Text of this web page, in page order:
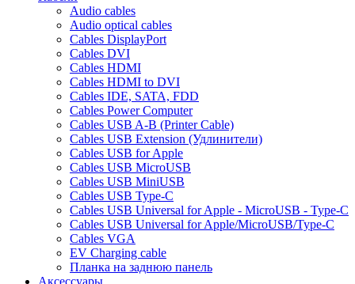
Audio cables
Audio optical cables
Cables DisplayPort
Cables DVI
Cables HDMI
Cables HDMI to DVI
Cables IDE, SATA, FDD
Cables Power Computer
Cables USB A-B (Printer Cable)
Cables USB Extension (Удлинители)
Cables USB for Apple
Cables USB MicroUSB
Cables USB MiniUSB
Cables USB Type-C
Cables USB Universal for Apple - MicroUSB - Type-C
Cables USB Universal for Apple/MicroUSB/Type-C
Cables VGA
EV Charging cable
Планка на заднюю панель
Аксессуары